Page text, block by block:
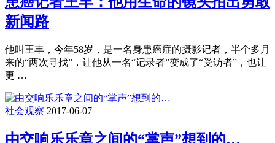
新闻路
他叫王丰，今年58岁，是一名身患癌症的摄影记者，半个多月
来的“两次寻找”，让他从一名“记录者”变成了“受访者”，也让
更 …
社会观察 2017-06-07
由交响乐乐章之间的“掌声”想到的…